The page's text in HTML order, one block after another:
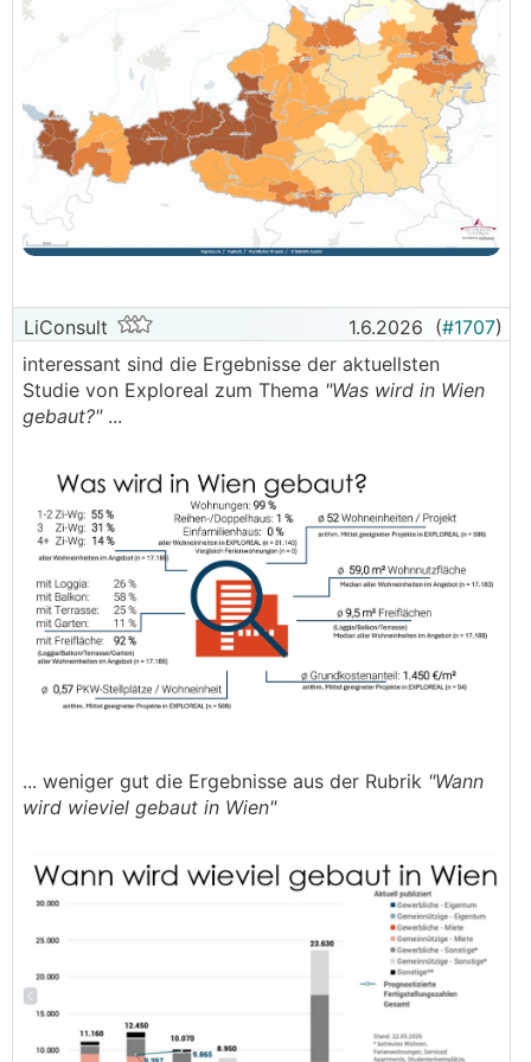
LiConsult 1.6.2026 (#1707)
interessant sind die Ergebnisse der aktuellsten
Studie von Exploreal zum Thema "Was wird in Wien
gebaut?"...
... weniger gut die Ergebnisse aus der Rubrik "Wann
wird wieviel gebaut in Wien"